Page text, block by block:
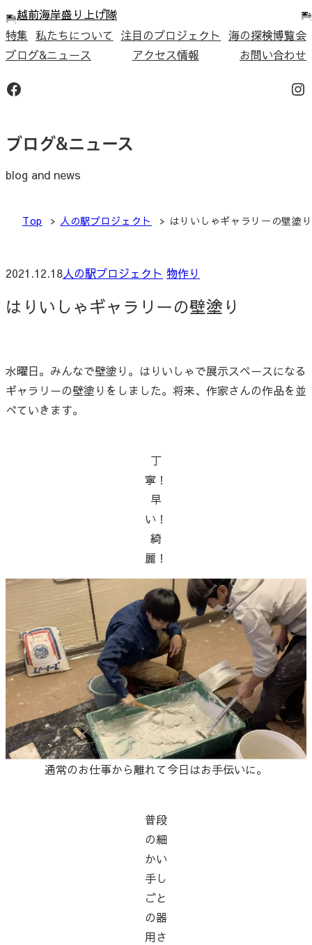
内
容
を
キ
特集 私たちについて 注目のプロジェクト
海の探検博覧会
ブログ&ニュース
アクセス情報 お問い合わせ
Facebook
ブログ&ニュース
blog and news
Top 人の駅プロジェクト はりいしゃギャラリーの壁塗り
2021.12.18人の駅プロジェクト 物作り
はりいしゃギャラリーの壁塗り
水曜日。みんなで壁塗り。はりいしゃで展示スペースになる
ギャラリーの壁塗りをしました。将来、作家さんの作品を並
べていきます。
丁
寧！
早
い！
綺
麗！
通常のお仕事から離れて今日はお手伝いに。
普段
の細
かい
手し
ごと
の器
用さ